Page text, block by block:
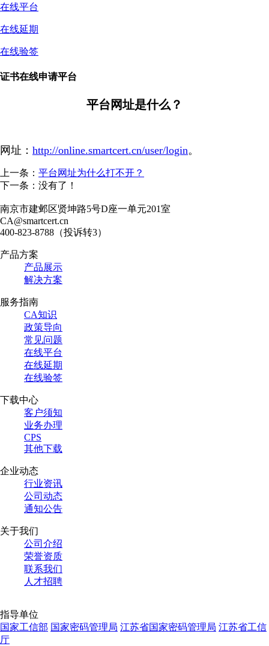
在线平台
在线延期
在线验签
证书在线申请平台
平台网址是什么？
网址： http://online.smartcert.cn/user/login。
上一条： 平台网址为什么打不开？
下一条：没有了！
南京市建邺区贤坤路5号D座一单元201室
CA@smartcert.cn
400-823-8788（投诉转3）
产品方案
产品展示
解决方案
服务指南
CA知识
政策导向
常见问题
在线平台
在线延期
在线验签
下载中心
客户须知
业务办理
CPS
其他下载
企业动态
行业资讯
公司动态
通知公告
关于我们
公司介绍
荣誉资质
联系我们
人才招聘
指导单位
国家工信部 国家密码管理局 江苏省国家密码管理局 江苏省工信
厅